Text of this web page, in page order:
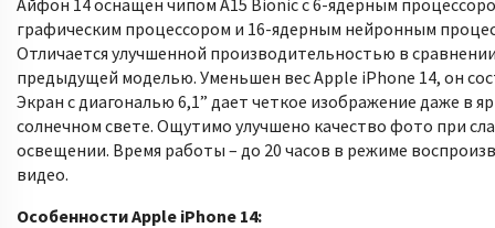
Айфон 14 оснащен чипом А15 Bionic с 6-ядерным
графическим процессором и 16-ядерным нейронным
Отличается улучшенной производительностью в
предыдущей моделью. Уменьшен вес Apple iPhone 14, он
Экран с диагональю 6,1” дает четкое изображение даже в
солнечном свете. Ощутимо улучшено качество фото при
освещении. Время работы – до 20 часов в режиме
видео.
Особенности Apple iPhone 14: